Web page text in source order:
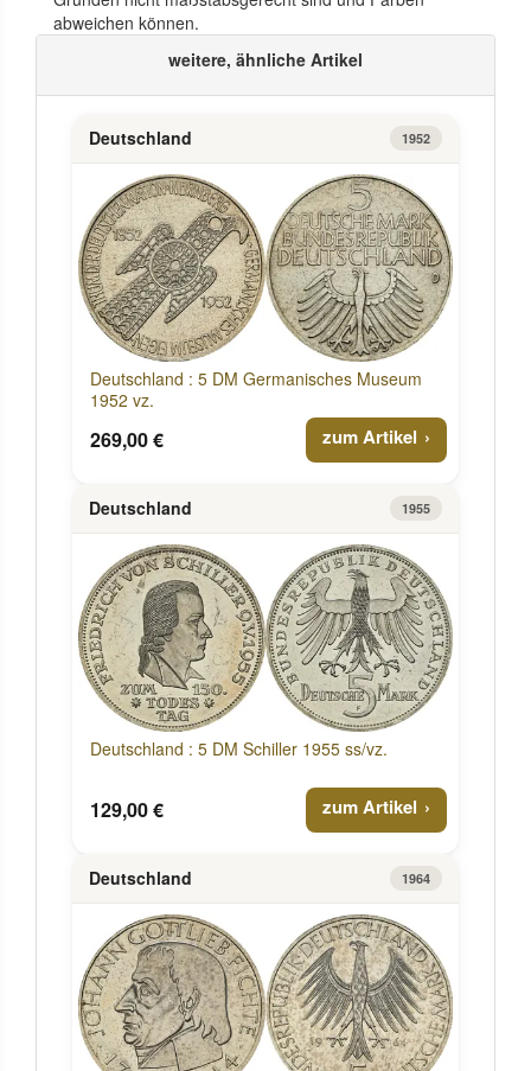
abweichen können.
weitere, ähnliche Artikel
Deutschland 1952
Deutschland : 5 DM Germanisches Museum
1952 vz.
269,00 € zum Artikel
Deutschland 1955
Deutschland : 5 DM Schiller 1955 ss/vz.
129,00 € zum Artikel
Deutschland 1964